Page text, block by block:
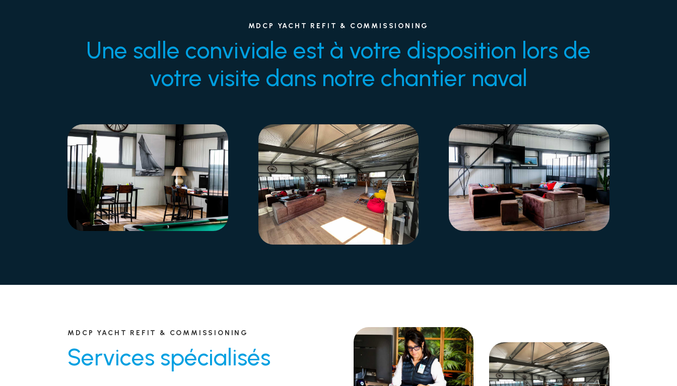
MDCP YACHT REFIT & COMMISSIONING
Une salle conviviale est à votre disposition lors de
votre visite dans notre chantier naval
MDCP YACHT REFIT & COMMISSIONING
Services spécialisés